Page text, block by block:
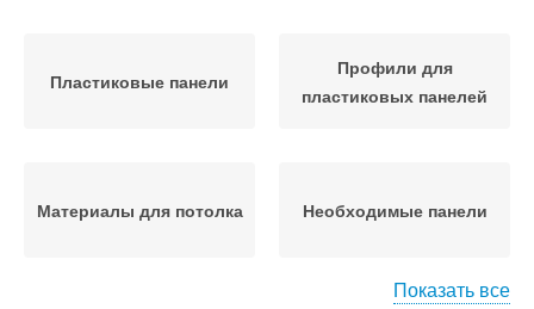
Пластиковые панели
Профили для
пластиковых панелей
Материалы для потолка Необходимые панели
Показать все